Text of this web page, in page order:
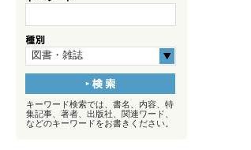
図書・雑誌
キーワード検索では、書名、内容、特
集記事、著者、出版社、関連ワード、
などのキーワードをお書きください。